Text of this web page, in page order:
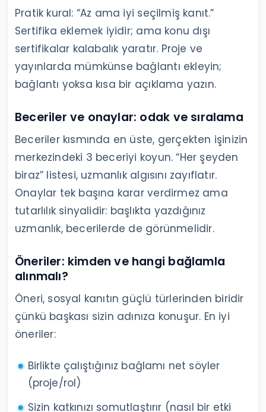
Pratik kural: “Az ama iyi seçilmiş kanıt.”
Sertifika eklemek iyidir; ama konu dışı
sertifikalar kalabalık yaratır. Proje ve
yayınlarda mümkünse bağlantı ekleyin;
bağlantı yoksa kısa bir açıklama yazın.
Beceriler ve onaylar: odak ve sıralama
Beceriler kısmında en üste, gerçekten işinizin
merkezindeki 3 beceriyi koyun. “Her şeyden
biraz” listesi, uzmanlık algısını zayıflatır.
Onaylar tek başına karar verdirmez ama
tutarlılık sinyalidir: başlıkta yazdığınız
uzmanlık, becerilerde de görünmelidir.
Öneriler: kimden ve hangi bağlamla
alınmalı?
Öneri, sosyal kanıtın güçlü türlerinden biridir
çünkü başkası sizin adınıza konuşur. En iyi
öneriler:
Birlikte çalıştığınız bağlamı net söyler
(proje/rol)
Sizin katkınızı somutlaştırır (nasıl bir etki